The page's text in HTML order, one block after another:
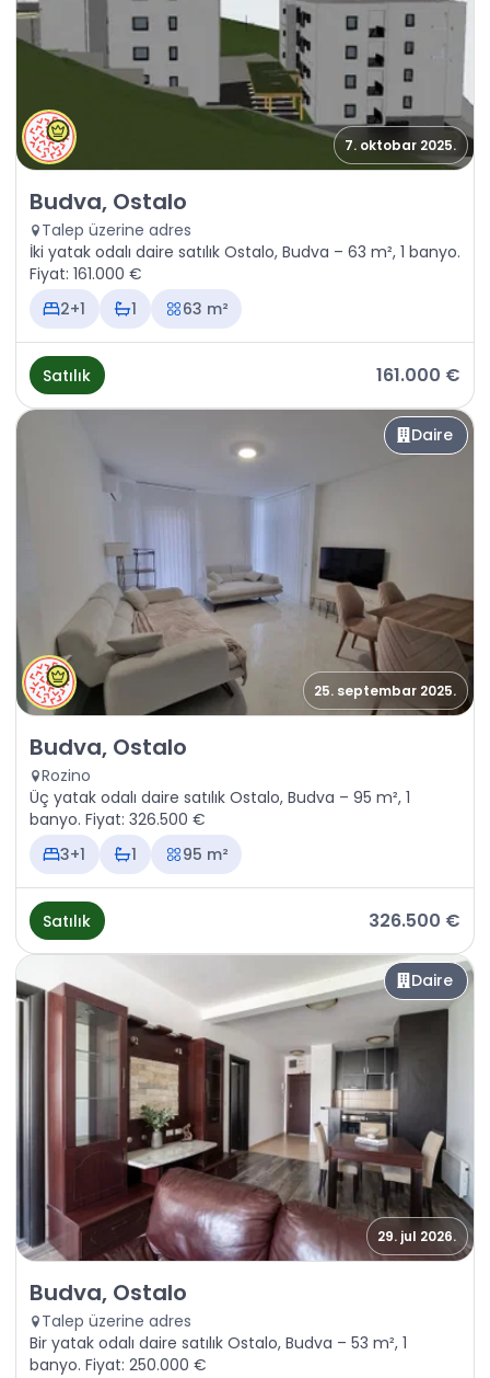
7. oktobar 2025.
Satılık - Daire Budva, Ostalo
Budva, Ostalo
Talep üzerine adres
İki yatak odalı daire satılık Ostalo, Budva – 63 m², 1 banyo.
Fiyat: 161.000 €
2+1
1 63 m²
Satılık 161.000 €
Daire
25. septembar 2025.
Satılık - Daire Budva, Ostalo
Budva, Ostalo
Rozino
Üç yatak odalı daire satılık Ostalo, Budva – 95 m², 1
banyo. Fiyat: 326.500 €
3+1
1 95 m²
Satılık 326.500 €
Daire
29. jul 2026.
Satılık - Daire Budva, Ostalo
Budva, Ostalo
Talep üzerine adres
Bir yatak odalı daire satılık Ostalo, Budva – 53 m², 1
banyo. Fiyat: 250.000 €